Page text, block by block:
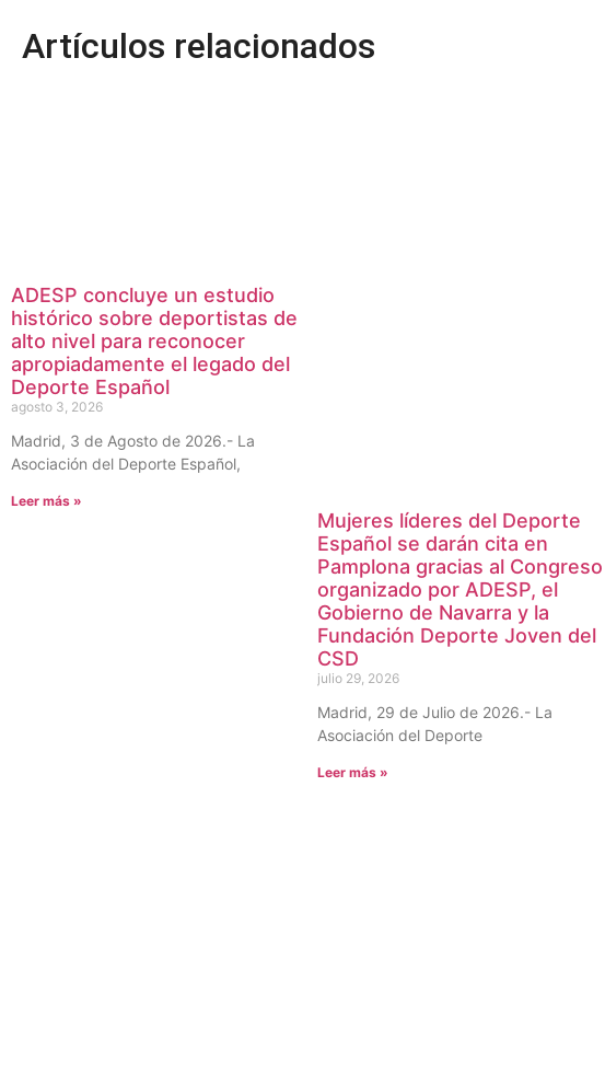
Artículos relacionados
ADESP concluye un estudio
histórico sobre deportistas de
alto nivel para reconocer
apropiadamente el legado del
Deporte Español
agosto 3, 2026
Madrid, 3 de Agosto de 2026.- La
Asociación del Deporte Español,
Leer más »
Mujeres líderes del Deporte
Español se darán cita en
Pamplona gracias al Congreso
organizado por ADESP, el
Gobierno de Navarra y la
Fundación Deporte Joven del
CSD
julio 29, 2026
Madrid, 29 de Julio de 2026.- La
Asociación del Deporte
Leer más »